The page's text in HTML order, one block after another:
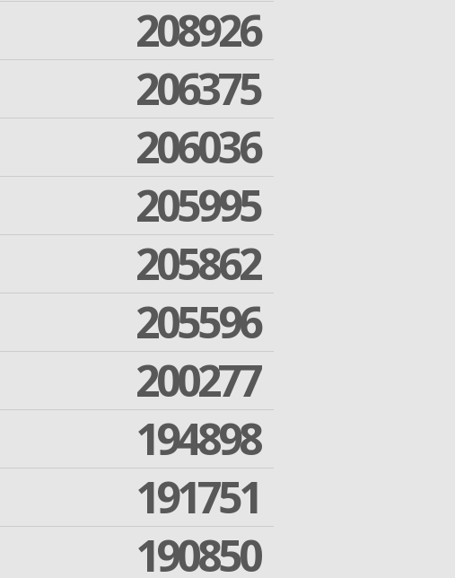
208926
206375
206036
205995
205862
205596
200277
194898
191751
190850